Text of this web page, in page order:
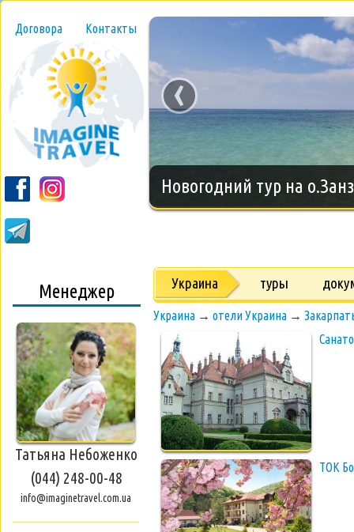
Договора Контакты
Новогодний тур на
‹
Менеджер
Татьяна Небоженко
(044) 248-00-48
info@imaginetravel.com.ua
Украина туры
Украина → отели Украина →
ТОК